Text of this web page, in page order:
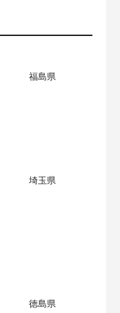
福島県
埼玉県
徳島県